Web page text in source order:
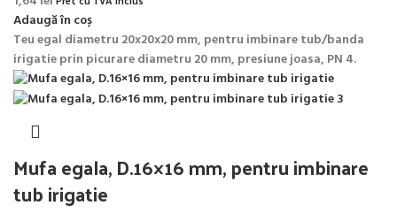
Adaugă în coș
Teu egal diametru 20x20x20 mm, pentru imbinare tub/banda
irigatie prin picurare diametru 20 mm, presiune joasa, PN 4.
Mufa egala, D.16×16 mm, pentru imbinare
tub irigatie